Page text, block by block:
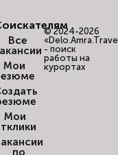
Все
Мои
Мои
по
© 2024-2026
- поиск
работы на
курортах